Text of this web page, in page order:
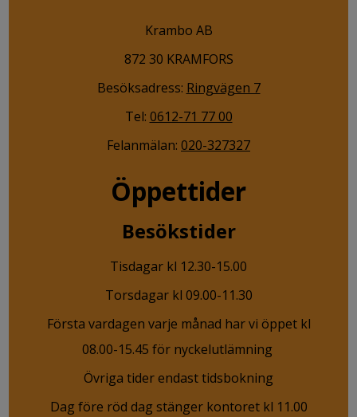
Krambo AB
872 30 KRAMFORS
Besöksadress: Ringvägen 7
Tel: 0612-71 77 00
Felanmälan: 020-327327
Öppettider
Besökstider
Tisdagar kl 12.30-15.00
Torsdagar kl 09.00-11.30
Första vardagen varje månad har vi öppet kl
08.00-15.45 för nyckelutlämning
Övriga tider endast tidsbokning
Dag före röd dag stänger kontoret kl 11.00